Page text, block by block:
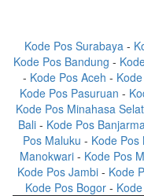
Kode Pos Surabaya -
Kode Pos Bandung -
- Kode Pos Aceh -
Kode Pos Pasuruan -
Kode Pos Minahasa
Bali- Kode Pos
Pos Maluku - Kode Pos
Manokwari - Kode Pos
Kode Pos Jambi- Kode
Kode Pos Bogor -